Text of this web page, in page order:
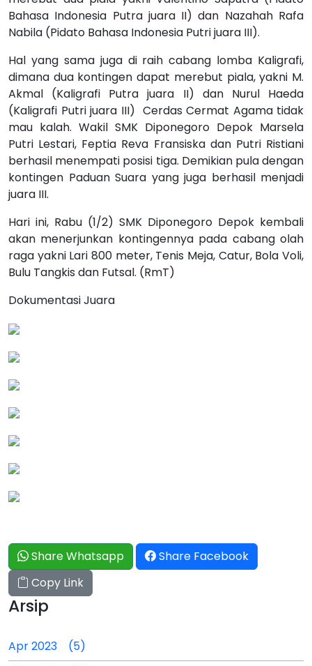
Bahasa Indonesia Putra juara II) dan Nazahah Rafa
Nabila (Pidato Bahasa Indonesia Putri juara III).
Hal yang sama juga di raih cabang lomba Kaligrafi,
dimana dua kontingen dapat merebut piala, yakni M.
Akmal (Kaligrafi Putra juara II) dan Nurul Haeda
(Kaligrafi Putri juara III) Cerdas Cermat Agama tidak
mau kalah. Wakil SMK Diponegoro Depok Marsela
Putri Lestari, Feptia Reva Fransiska dan Putri Ristiani
berhasil menempati posisi tiga. Demikian pula dengan
kontingen Paduan Suara yang juga berhasil menjadi
juara III.
Hari ini, Rabu (1/2) SMK Diponegoro Depok kembali
akan menerjunkan kontingennya pada cabang olah
raga yakni Lari 800 meter, Tenis Meja, Catur, Bola Voli,
Bulu Tangkis dan Futsal. (RmT)
Dokumentasi Juara
Share Whatsapp
Share Facebook
Copy Link
Arsip
Apr 2023 (5)